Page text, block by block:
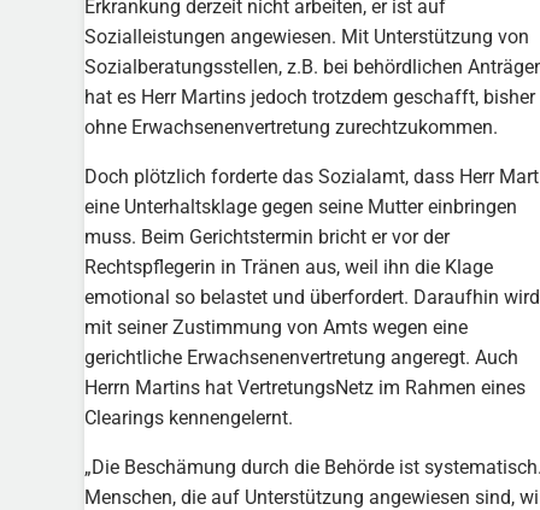
Erkrankung derzeit nicht arbeiten, er ist auf
Sozialleistungen angewiesen. Mit Unterstützung von
Sozialberatungsstellen, z.B. bei behördlichen
hat es Herr Martins jedoch trotzdem geschafft, bisher
ohne Erwachsenenvertretung zurechtzukommen.
Doch plötzlich forderte das Sozialamt, dass Herr
eine Unterhaltsklage gegen seine Mutter einbringen
muss. Beim Gerichtstermin bricht er vor der
Rechtspflegerin in Tränen aus, weil ihn die Klage
emotional so belastet und überfordert. Daraufhin wird
mit seiner Zustimmung von Amts wegen eine
gerichtliche Erwachsenenvertretung angeregt. Auch
Herrn Martins hat VertretungsNetz im Rahmen eines
Clearings kennengelernt.
„Die Beschämung durch die Behörde ist
Menschen, die auf Unterstützung angewiesen sind,